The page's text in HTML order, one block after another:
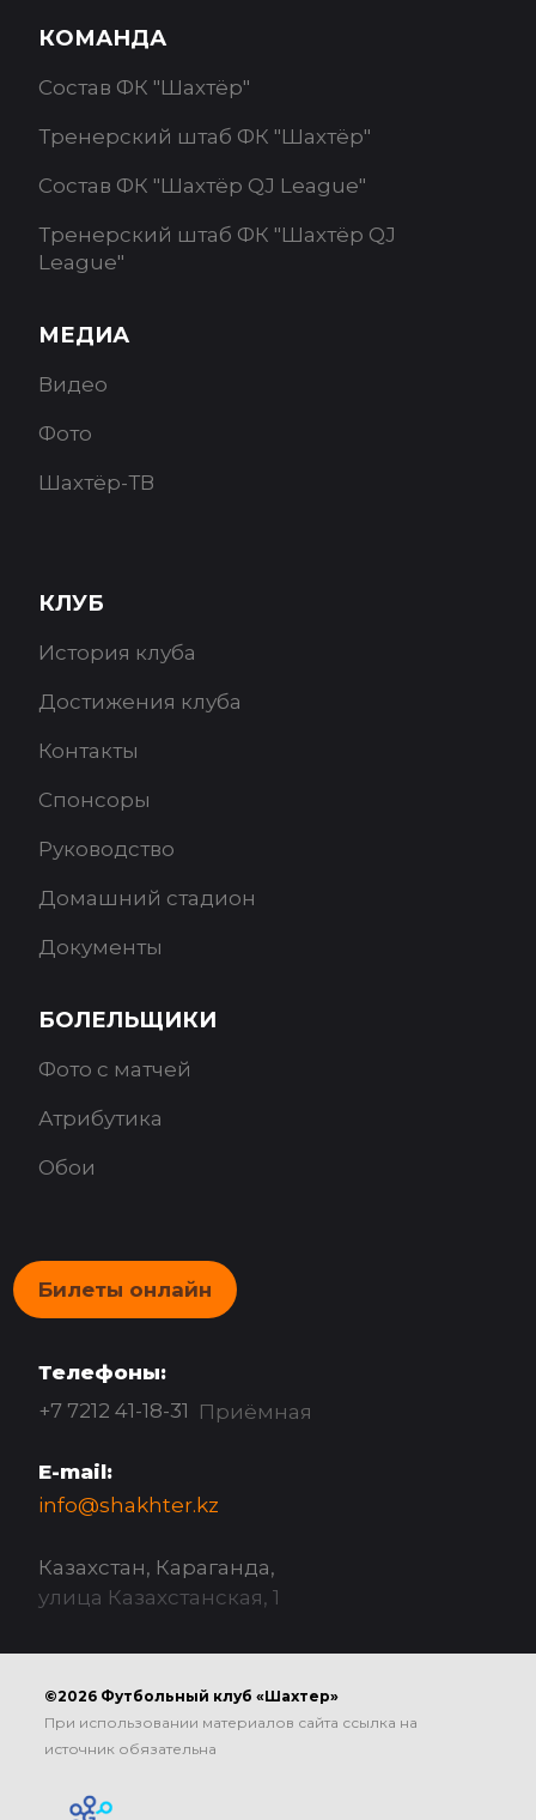
КОМАНДА
Состав ФК "Шахтёр"
Тренерский штаб ФК "Шахтёр"
Состав ФК "Шахтёр QJ League"
Тренерский штаб ФК "Шахтёр QJ
League"
МЕДИА
Видео
Фото
Шахтёр-ТВ
КЛУБ
История клуба
Достижения клуба
Контакты
Спонсоры
Руководство
Домашний стадион
Документы
БОЛЕЛЬЩИКИ
Фото с матчей
Атрибутика
Обои
Билеты онлайн
Телефоны:
+7 7212 41-18-31 Приёмная
E-mail:
info@shakhter.kz
Казахстан, Караганда,
улица Казахстанская, 1
©2026 Футбольный клуб «Шахтер»
При использовании материалов сайта ссылка на
источник обязательна